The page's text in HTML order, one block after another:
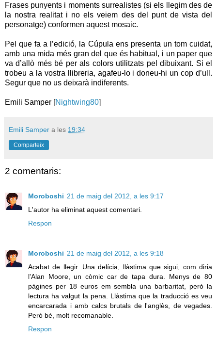
Frases punyents i moments surrealistes (si els llegim des de
la nostra realitat i no els veiem des del punt de vista del
personatge) conformen aquest mosaic.
Pel que fa a l’edició, la Cúpula ens presenta un tom cuidat,
amb una mida més gran del que és habitual, i un paper que
va d’allò més bé per als colors utilitzats pel dibuixant. Si el
trobeu a la vostra llibreria, agafeu-lo i doneu-hi un cop d’ull.
Segur que no us deixarà indiferents.
Emili Samper [Nightwing80]
Emili Samper a les 19:34
Comparteix
2 comentaris:
Moroboshi 21 de maig del 2012, a les 9:17
L'autor ha eliminat aquest comentari.
Respon
Moroboshi 21 de maig del 2012, a les 9:18
Acabat de llegir. Una delícia, llàstima que sigui, com diria
l'Alan Moore, un còmic car de tapa dura. Menys de 80
pàgines per 18 euros em sembla una barbaritat, però la
lectura ha valgut la pena. Llàstima que la traducció es veu
encarcarada i amb calcs brutals de l'anglès, de vegades.
Però bé, molt recomanable.
Respon